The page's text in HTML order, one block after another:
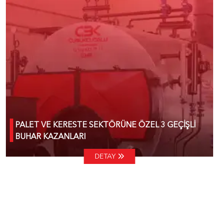
PALET VE KERESTE SEKTÖRÜNE ÖZEL 3 GEÇİŞLİ
BUHAR KAZANLARI
DETAY